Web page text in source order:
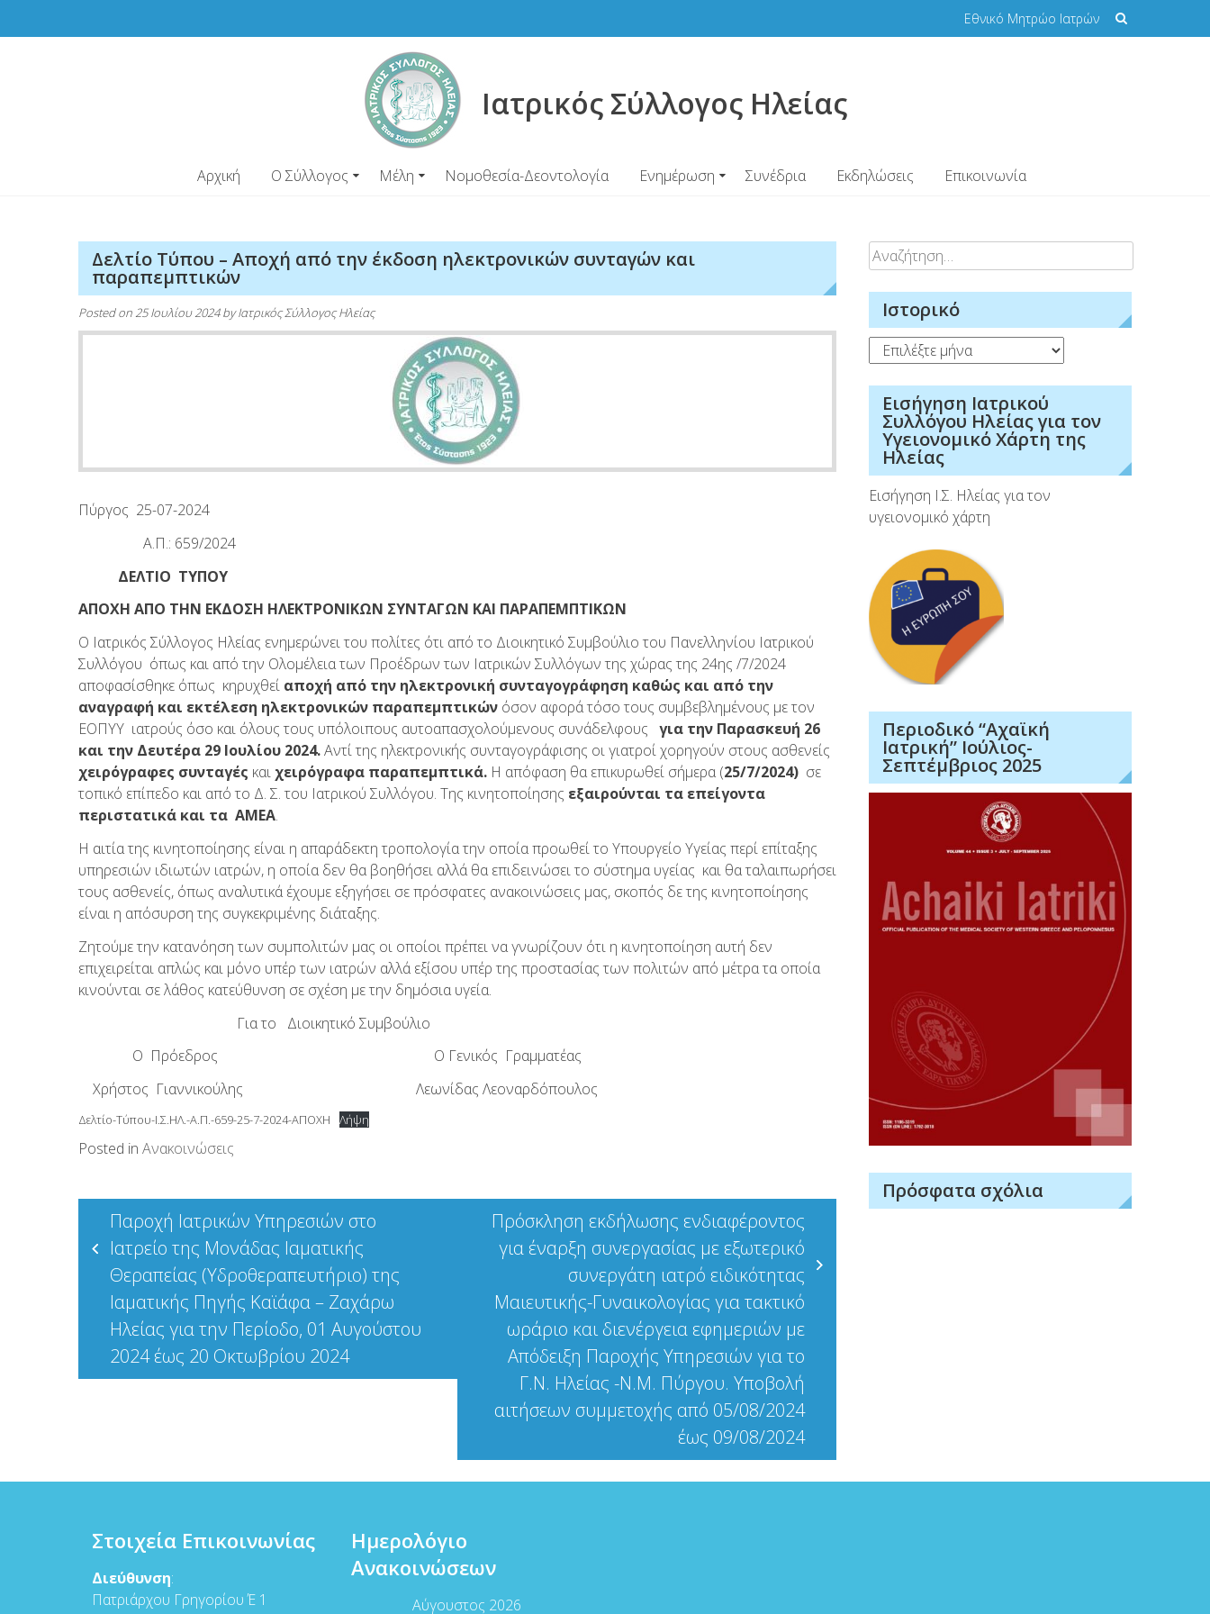
Εθνικό Μητρώο Ιατρών
Ιατρικός Σύλλογος Ηλείας
Αρχική Ο Σύλλογος Μέλη Νομοθεσία-Δεοντολογία Ενημέρωση Συνέδρια Εκδηλώσεις Επικοινωνία
Δελτίο Τύπου – Αποχή από την έκδοση ηλεκτρονικών συνταγών και
παραπεμπτικών
Posted on 25 Ιουλίου 2024byΙατρικός Σύλλογος Ηλείας
Πύργος 25-07-2024
Α.Π.: 659/2024
ΔΕΛΤΙΟ ΤΥΠΟΥ
ΑΠΟΧΗ ΑΠΟ ΤΗΝ ΕΚΔΟΣΗ ΗΛΕΚΤΡΟΝΙΚΩΝ ΣΥΝΤΑΓΩΝ ΚΑΙ ΠΑΡΑΠΕΜΠΤΙΚΩΝ
Ο Ιατρικός Σύλλογος Ηλείας ενημερώνει του πολίτες ότι από το Διοικητικό Συμβούλιο του Πανελληνίου Ιατρικού
Συλλόγου όπως και από την Ολομέλεια των Προέδρων των Ιατρικών Συλλόγων της χώρας της 24ης /7/2024
αποφασίσθηκε όπως κηρυχθεί αποχή από την ηλεκτρονική συνταγογράφηση καθώς και από την
αναγραφή και εκτέλεση ηλεκτρονικών παραπεμπτικών όσον αφορά τόσο τους συμβεβλημένους με τον
ΕΟΠΥΥ ιατρούς όσο και όλους τους υπόλοιπους αυτοαπασχολούμενους συνάδελφους για την Παρασκευή 26
και την Δευτέρα 29 Ιουλίου 2024.Αντί της ηλεκτρονικής συνταγογράφισης οι γιατροί χορηγούν στους ασθενείς
χειρόγραφες συνταγές και χειρόγραφα παραπεμπτικά. Η απόφαση θα επικυρωθεί σήμερα (25/7/2024) σε
τοπικό επίπεδο και από το Δ. Σ. του Ιατρικού Συλλόγου. Της κινητοποίησης εξαιρούνται τα επείγοντα
περιστατικά και τα ΑΜΕΑ.
Η αιτία της κινητοποίησης είναι η απαράδεκτη τροπολογία την οποία προωθεί το Υπουργείο Υγείας περί επίταξης
υπηρεσιών ιδιωτών ιατρών, η οποία δεν θα βοηθήσει αλλά θα επιδεινώσει το σύστημα υγείας και θα ταλαιπωρήσει
τους ασθενείς, όπως αναλυτικά έχουμε εξηγήσει σε πρόσφατες ανακοινώσεις μας, σκοπός δε της κινητοποίησης
είναι η απόσυρση της συγκεκριμένης διάταξης.
Ζητούμε την κατανόηση των συμπολιτών μας οι οποίοι πρέπει να γνωρίζουν ότι η κινητοποίηση αυτή δεν
επιχειρείται απλώς και μόνο υπέρ των ιατρών αλλά εξίσου υπέρ της προστασίας των πολιτών από μέτρα τα οποία
κινούνται σε λάθος κατεύθυνση σε σχέση με την δημόσια υγεία.
Για το Διοικητικό Συμβούλιο
Ο Πρόεδρος Ο Γενικός Γραμματέας
Χρήστος Γιαννικούλης Λεωνίδας Λεοναρδόπουλος
Δελτίο-Τύπου-Ι.Σ.ΗΛ.-Α.Π.-659-25-7-2024-ΑΠΟΧΗ Λήψη
Posted in Ανακοινώσεις
Πλοήγηση
άρθρων
Παροχή Ιατρικών Υπηρεσιών στο
Ιατρείο της Μονάδας Ιαματικής
Θεραπείας (Υδροθεραπευτήριο) της
Ιαματικής Πηγής Καϊάφα – Ζαχάρω
Ηλείας για την Περίοδο, 01 Αυγούστου
2024 έως 20 Οκτωβρίου 2024
Πρόσκληση εκδήλωσης ενδιαφέροντος
για έναρξη συνεργασίας με εξωτερικό
συνεργάτη ιατρό ειδικότητας
Μαιευτικής-Γυναικολογίας για τακτικό
ωράριο και διενέργεια εφημεριών με
Απόδειξη Παροχής Υπηρεσιών για το
Γ.Ν. Ηλείας -Ν.Μ. Πύργου. Υποβολή
αιτήσεων συμμετοχής από 05/08/2024
έως 09/08/2024
Αναζήτηση
για:
Ιστορικό
Ιστορικό
Εισήγηση Ιατρικού
Συλλόγου Ηλείας για τον
Υγειονομικό Χάρτη της
Ηλείας
Εισήγηση Ι.Σ. Ηλείας για τον
υγειονομικό χάρτη
Περιοδικό “Αχαϊκή
Ιατρική” Ιούλιος-
Σεπτέμβριος 2025
Πρόσφατα σχόλια
Στοιχεία Επικοινωνίας
Διεύθυνση:
Πατριάρχου Γρηγορίου Έ 1
Ημερολόγιο
Ανακοινώσεων
Αύγουστος 2026